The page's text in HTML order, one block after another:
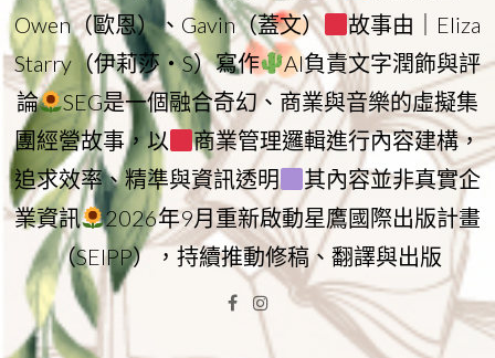
Owen（歐恩）、Gavin（蓋文）
故事由｜Eliza
Starry（伊莉莎・S）寫作
AI負責文字潤飾與評
論
SEG是一個融合奇幻、商業與音樂的虛擬集
團經營故事，以
商業管理邏輯進行內容建構，
追求效率、精準與資訊透明
其內容並非真實企
業資訊
2026年9月重新啟動星鷹國際出版計畫
（SEIPP），持續推動修稿、翻譯與出版
Facebook
Instagram